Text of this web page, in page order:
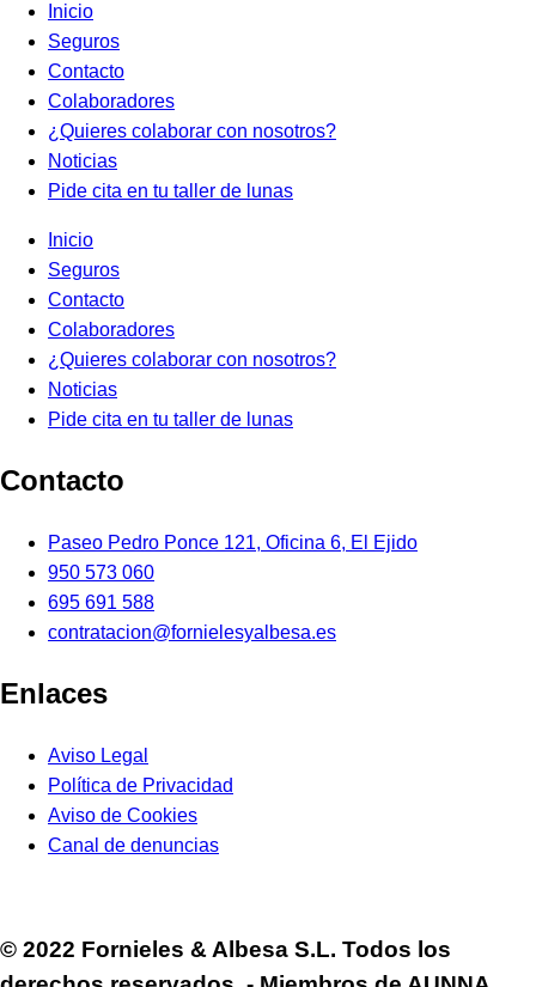
Inicio
Seguros
Contacto
Colaboradores
¿Quieres colaborar con nosotros?
Noticias
Pide cita en tu taller de lunas
Inicio
Seguros
Contacto
Colaboradores
¿Quieres colaborar con nosotros?
Noticias
Pide cita en tu taller de lunas
Contacto
Paseo Pedro Ponce 121, Oficina 6, El Ejido
950 573 060
695 691 588
contratacion@fornielesyalbesa.es
Enlaces
Aviso Legal
Política de Privacidad
Aviso de Cookies
Canal de denuncias
© 2022 Fornieles & Albesa S.L. Todos los